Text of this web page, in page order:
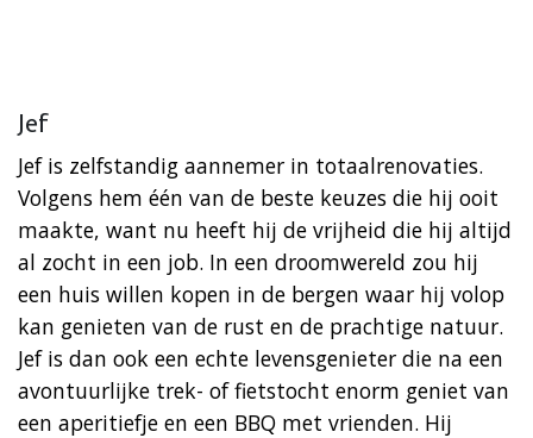
Jef
Jef is zelfstandig aannemer in totaalrenovaties.
Volgens hem één van de beste keuzes die hij ooit
maakte, want nu heeft hij de vrijheid die hij altijd
al zocht in een job. In een droomwereld zou hij
een huis willen kopen in de bergen waar hij volop
kan genieten van de rust en de prachtige natuur.
Jef is dan ook een echte levensgenieter die na een
avontuurlijke trek- of fietstocht enorm geniet van
een aperitiefje en een BBQ met vrienden. Hij